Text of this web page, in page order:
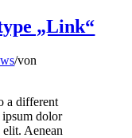
„Link“
/von
a different
dolor
elit. Aenean